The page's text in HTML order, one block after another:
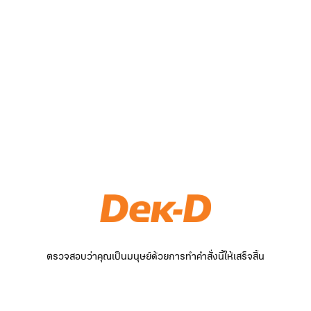
ตรวจสอบว่าคุณเป็นมนุษย์ด้วยการทำคำสั่งนี้ให้เสร็จสิ้น